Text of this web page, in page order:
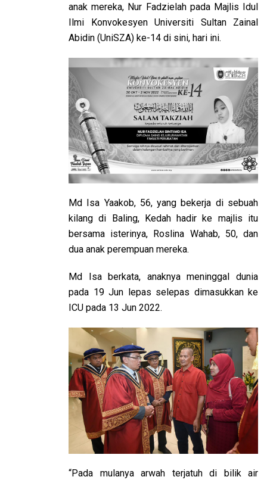
anak mereka, Nur Fadzielah pada Majlis Idul
Ilmi Konvokesyen Universiti Sultan Zainal
Abidin (UniSZA) ke-14 di sini, hari ini.
Md Isa Yaakob, 56, yang bekerja di sebuah
kilang di Baling, Kedah hadir ke majlis itu
bersama isterinya, Roslina Wahab, 50, dan
dua anak perempuan mereka.
Md Isa berkata, anaknya meninggal dunia
pada 19 Jun lepas selepas dimasukkan ke
ICU pada 13 Jun 2022.
“Pada mulanya arwah terjatuh di bilik air